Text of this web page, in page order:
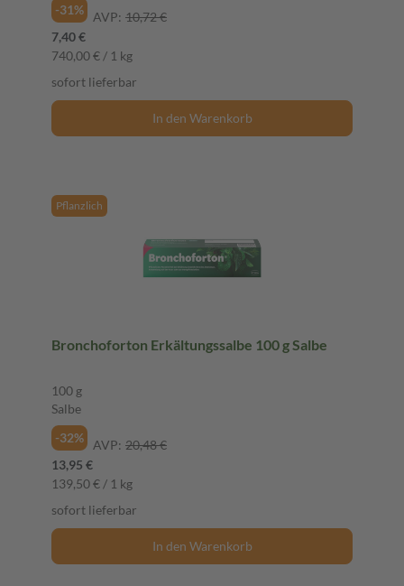
-31%
AVP: 10,72 €
7,40 €
740,00 € / 1 kg
sofort lieferbar
In den Warenkorb
Pflanzlich
Bronchoforton Erkältungssalbe 100 g Salbe
100 g
Salbe
-32%
AVP: 20,48 €
13,95 €
139,50 € / 1 kg
sofort lieferbar
In den Warenkorb